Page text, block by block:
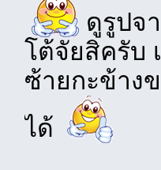
ดูรูปจา
โต้จัยสิครับ
ซ้ายกะข้าง
ได้